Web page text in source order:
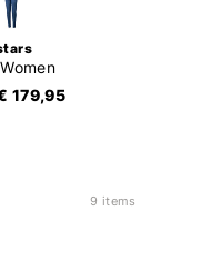
179,95
9 items